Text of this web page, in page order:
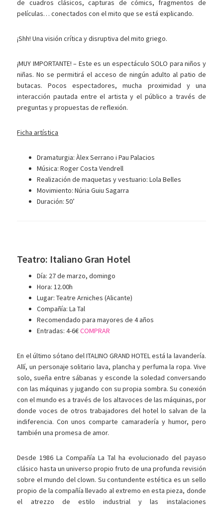
de cuadros clásicos, capturas de cómics, fragmentos de
películas… conectados con el mito que se está explicando.
¡Shh! Una visión crítica y disruptiva del mito griego.
¡MUY IMPORTANTE! – Este es un espectáculo SOLO para niños y
niñas. No se permitirá el acceso de ningún adulto al patio de
butacas. Pocos espectadores, mucha proximidad y una
interacción pautada entre el artista y el público a través de
preguntas y propuestas de reflexión.
Ficha artística
Dramaturgia: Àlex Serrano i Pau Palacios
Música: Roger Costa Vendrell
Realización de maquetas y vestuario: Lola Belles
Movimiento: Núria Guiu Sagarra
Duración: 50’
Teatro: Italiano Gran Hotel
Día: 27 de marzo, domingo
Hora: 12.00h
Lugar: Teatre Arniches (Alicante)
Compañía: La Tal
Recomendado para mayores de 4 años
Entradas: 4-6€COMPRAR
En el último sótano del ITALINO GRAND HOTEL está la lavandería.
Allí, un personaje solitario lava, plancha y perfuma la ropa. Vive
solo, sueña entre sábanas y esconde la soledad conversando
con las máquinas y jugando con su propia sombra. Su conexión
con el mundo es a través de los altavoces de las máquinas, por
donde voces de otros trabajadores del hotel lo salvan de la
indiferencia. Con unos comparte camaradería y humor, pero
también una promesa de amor.
Desde 1986 La Compañía La Tal ha evolucionado del payaso
clásico hasta un universo propio fruto de una profunda revisión
sobre el mundo del clown. Su contundente estética es un sello
propio de la compañía llevado al extremo en esta pieza, donde
el atrezzo de estilo industrial y las instalaciones